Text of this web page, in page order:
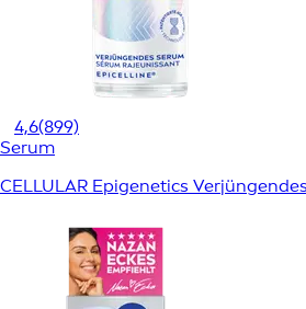
4,6(899)
Serum
CELLULAR Epigenetics